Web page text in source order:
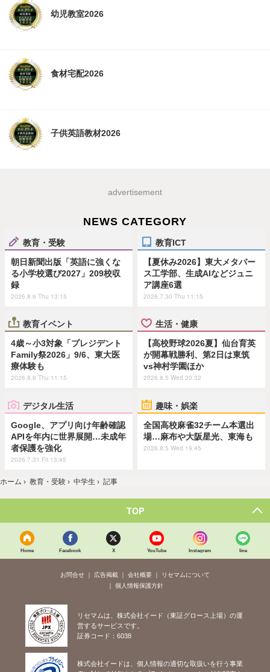
幼児教室2026
食材宅配2026
子供英語教材2026
advertisement
NEWS CATEGORY
教育・受験
朝日新聞出版「英語に強くな
る小学校選び2027」209校収
録
2026.8.6 Thu 13:15
教育ICT
【夏休み2026】東大メタバー
ス工学部、生成AIなどジュニ
ア講座6選
2026.7.30 Thu 11:15
教育イベント
4歳～小3対象「プレジデント
Family祭2026」9/6、東大医
療体験も
2026.8.6 Thu 11:15
生活・健康
【高校野球2026夏】仙台育英
が開幕戦勝利、第2日は東筑
vs神村学園ほか
2026.8.5 Wed 20:32
デジタル生活
Google、アプリ向け年齢確認
APIを年内に世界展開…未成年
者保護を強化
2026.7.31 Fri 13:45
趣味・娯楽
全国高校麻雀32チーム本選出
場…麻布や大阪星光、東海も
2026.8.5 Wed 19:45
ホーム › 教育・受験 › 中学生 › 記事
TOP
Home Facebook X YouTube Instagram line
お問合せ 広告掲載 会社概要
リセマムについて
個人情報保護方針
リセマムは、株式会社イード（東証グロース上場）の運
営するサービスです。
証券コード：6038
株式会社イードは、個人情報の適切な取扱いを行う事業